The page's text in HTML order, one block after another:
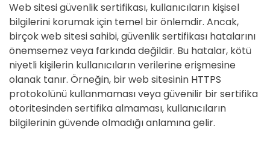
Web sitesi güvenlik sertifikası, kullanıcıların kişisel
bilgilerini korumak için temel bir önlemdir. Ancak,
birçok web sitesi sahibi, güvenlik sertifikası hatalarını
önemsemez veya farkında değildir. Bu hatalar, kötü
niyetli kişilerin kullanıcıların verilerine erişmesine
olanak tanır. Örneğin, bir web sitesinin HTTPS
protokolünü kullanmaması veya güvenilir bir sertifika
otoritesinden sertifika almaması, kullanıcıların
bilgilerinin güvende olmadığı anlamına gelir.